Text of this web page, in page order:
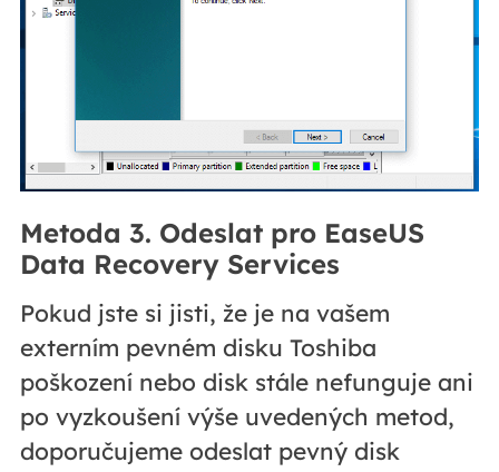
Metoda 3. Odeslat pro EaseUS
Data Recovery Services
Pokud jste si jisti, že je na vašem
externím pevném disku Toshiba
poškození nebo disk stále nefunguje ani
po vyzkoušení výše uvedených metod,
doporučujeme odeslat pevný disk